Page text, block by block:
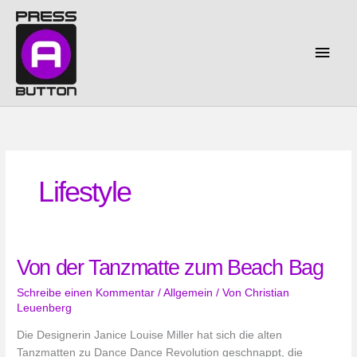
Inhalt
springen
Lifestyle
Von der Tanzmatte zum Beach Bag
Schreibe einen Kommentar /Allgemein / VonChristian
Leuenberg
Die Designerin Janice Louise Miller hat sich die alten
Tanzmatten zu Dance Dance Revolution geschnappt, die